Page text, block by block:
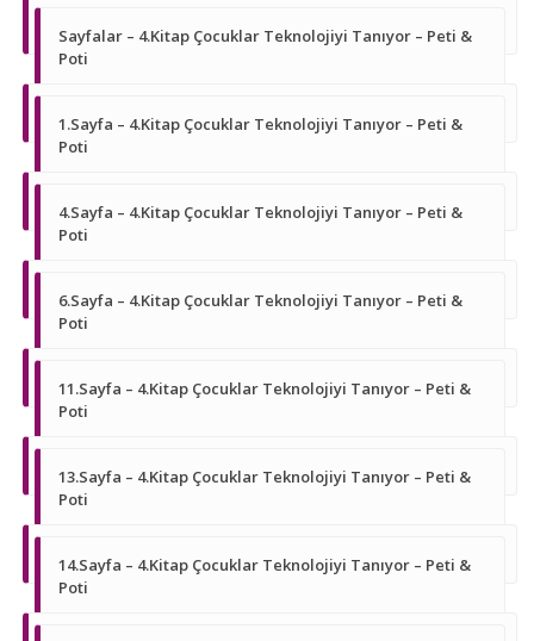
Sayfalar – 4.Kitap Çocuklar Teknolojiyi Tanıyor – Peti &
Poti
1.Sayfa – 4.Kitap Çocuklar Teknolojiyi Tanıyor – Peti &
Poti
4.Sayfa – 4.Kitap Çocuklar Teknolojiyi Tanıyor – Peti &
Poti
6.Sayfa – 4.Kitap Çocuklar Teknolojiyi Tanıyor – Peti &
Poti
11.Sayfa – 4.Kitap Çocuklar Teknolojiyi Tanıyor – Peti &
Poti
13.Sayfa – 4.Kitap Çocuklar Teknolojiyi Tanıyor – Peti &
Poti
14.Sayfa – 4.Kitap Çocuklar Teknolojiyi Tanıyor – Peti &
Poti